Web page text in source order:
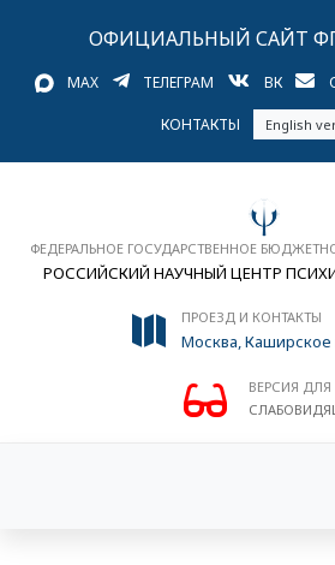
ОФИЦИАЛЬНЫЙ САЙТ
MAX ТЕЛЕГРАМ ВК
КОНТАКТЫ English
ФЕДЕРАЛЬНОЕ ГОСУДАРСТВЕННОЕ
РОССИЙСКИЙ НАУЧНЫЙ ЦЕНТР
ПРОЕЗД И КОНТАКТЫ
Москва, Каширское
ВЕРСИЯ ДЛЯ